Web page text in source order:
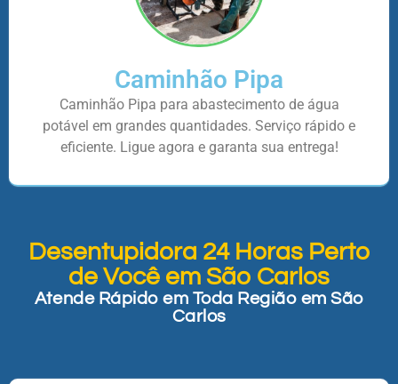
Caminhão Pipa
Caminhão Pipa para abastecimento de água
potável em grandes quantidades. Serviço rápido e
eficiente. Ligue agora e garanta sua entrega!
Desentupidora 24 Horas Perto
de Você em São Carlos
Atende Rápido em Toda Região em São
Carlos